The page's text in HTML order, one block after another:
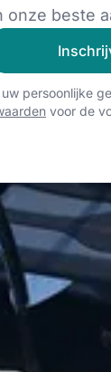
onze beste
en
persoonlijke
voor de